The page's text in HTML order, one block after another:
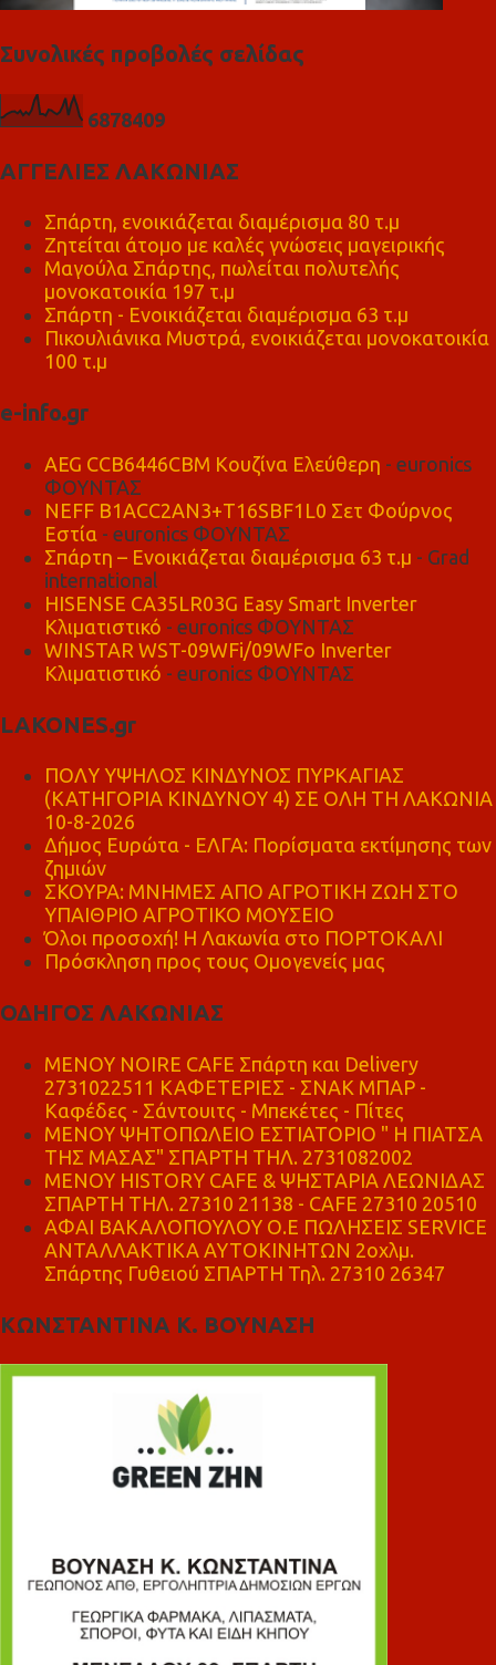
Συνολικές προβολές σελίδας
6878409
ΑΓΓΕΛΙΕΣ ΛΑΚΩΝΙΑΣ
Σπάρτη, ενοικιάζεται διαμέρισμα 80 τ.μ
Ζητείται άτομο με καλές γνώσεις μαγειρικής
Μαγούλα Σπάρτης, πωλείται πολυτελής
μονοκατοικία 197 τ.μ
Σπάρτη - Ενοικιάζεται διαμέρισμα 63 τ.μ
Πικουλιάνικα Μυστρά, ενοικιάζεται μονοκατοικία
100 τ.μ
e-info.gr
AEG CCB6446CBM Κουζίνα Ελεύθερη - euronics
ΦΟΥΝΤΑΣ
NEFF B1ACC2AN3+T16SBF1L0 Σετ Φούρνος
Εστία - euronics ΦΟΥΝΤΑΣ
Σπάρτη – Ενοικιάζεται διαμέρισμα 63 τ.μ - Grad
international
HISENSE CA35LR03G Easy Smart Inverter
Κλιματιστικό - euronics ΦΟΥΝΤΑΣ
WINSTAR WST-09WFi/09WFo Inverter
Κλιματιστικό - euronics ΦΟΥΝΤΑΣ
LAKONES.gr
ΠΟΛΥ ΥΨΗΛΟΣ ΚΙΝΔΥΝΟΣ ΠΥΡΚΑΓΙΑΣ
(ΚΑΤΗΓΟΡΙΑ ΚΙΝΔΥΝΟΥ 4) ΣΕ ΟΛΗ ΤΗ ΛΑΚΩΝΙΑ
10-8-2026
Δήμος Ευρώτα - ΕΛΓΑ: Πορίσματα εκτίμησης των
ζημιών
ΣΚΟΥΡΑ: ΜΝΗΜΕΣ ΑΠΟ ΑΓΡΟΤΙΚΗ ΖΩΗ ΣΤΟ
ΥΠΑΙΘΡΙΟ ΑΓΡΟΤΙΚΟ ΜΟΥΣΕΙΟ
Όλοι προσοχή! Η Λακωνία στο ΠΟΡΤΟΚΑΛΙ
Πρόσκληση προς τους Ομογενείς μας
ΟΔΗΓΟΣ ΛΑΚΩΝΙΑΣ
MENOY NOIRE CAFE Σπάρτη και Delivery
2731022511 ΚΑΦΕΤΕΡΙΕΣ - ΣΝΑΚ ΜΠΑΡ -
Καφέδες - Σάντουιτς - Μπεκέτες - Πίτες
ΜΕΝΟΥ ΨΗΤΟΠΩΛΕΙΟ ΕΣΤΙΑΤΟΡΙΟ " Η ΠΙΑΤΣΑ
ΤΗΣ ΜΑΣΑΣ" ΣΠΑΡΤΗ ΤΗΛ. 2731082002
ΜΕΝΟΥ HISTORY CAFE & ΨΗΣΤΑΡΙΑ ΛΕΩΝΙΔΑΣ
ΣΠΑΡΤΗ ΤΗΛ. 27310 21138 - CAFE 27310 20510
ΑΦΑΙ ΒΑΚΑΛΟΠΟΥΛΟΥ Ο.Ε ΠΩΛΗΣΕΙΣ SERVICE
ΑΝΤΑΛΛΑΚΤΙΚΑ ΑΥΤΟΚΙΝΗΤΩΝ 2οχλμ.
Σπάρτης Γυθειού ΣΠΑΡΤΗ Τηλ. 27310 26347
ΚΩΝΣΤΑΝΤΙΝΑ Κ. ΒΟΥΝΑΣΗ